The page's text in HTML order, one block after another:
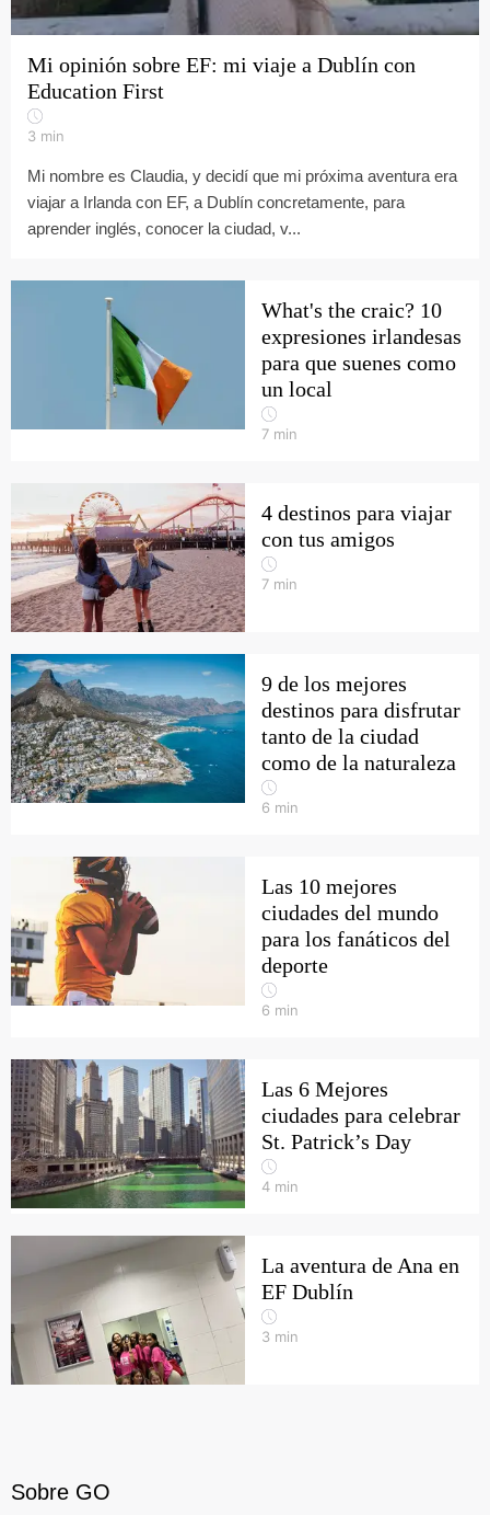
Mi opinión sobre EF: mi viaje a Dublín con
Education First
3 min
Mi nombre es Claudia, y decidí que mi próxima aventura era
viajar a Irlanda con EF, a Dublín concretamente, para
aprender inglés, conocer la ciudad, v...
What's the craic? 10
expresiones irlandesas
para que suenes como
un local
7 min
4 destinos para viajar
con tus amigos
7 min
9 de los mejores
destinos para disfrutar
tanto de la ciudad
como de la naturaleza
6 min
Las 10 mejores
ciudades del mundo
para los fanáticos del
deporte
6 min
Las 6 Mejores
ciudades para celebrar
St. Patrick’s Day
4 min
La aventura de Ana en
EF Dublín
3 min
Sobre GO